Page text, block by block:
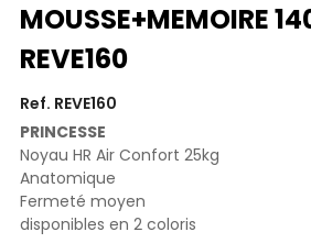
MOUSSE+MEMOIRE
REVE160
Ref. REVE160
PRINCESSE
Noyau HR Air Confort 25kg
Anatomique
Fermeté moyen
disponibles en 2 coloris